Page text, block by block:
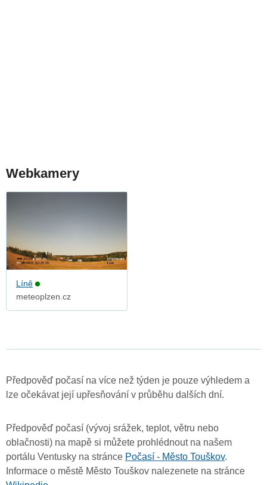
Webkamery
Líně
meteoplzen.cz
Předpověď počasí na více než týden je pouze výhledem a
lze očekávat její upřesňování v průběhu dalších dní.
Předpověď počasí (vývoj srážek, teplot, větru nebo
oblačnosti) na mapě si můžete prohlédnout na našem
portálu Ventusky na stránce Počasí - Město Touškov.
Informace o městě Město Touškov nalezenete na stránce